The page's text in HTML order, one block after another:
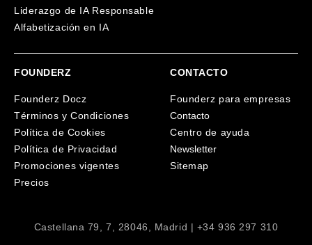
Liderazgo de IA Responsable
Alfabetización en IA
FOUNDERZ
Founderz Docz
Términos y Condiciones
Política de Cookies
Política de Privacidad
Promociones vigentes
Precios
CONTACTO
Founderz para empresas
Contacto
Centro de ayuda
Newsletter
Sitemap
Castellana 79, 7, 28046, Madrid | +34 936 297 310